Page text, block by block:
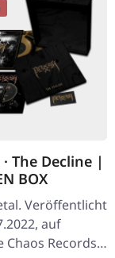
· The Decline |
BOX
Veröffentlicht
auf
Chaos Records.